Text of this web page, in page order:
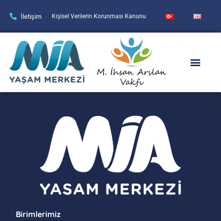
İletişim Kişisel Verilerin Korunması Kanunu
Birimlerimiz